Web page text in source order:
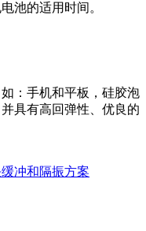
池的适用时间。
：手机和平板，硅胶泡
具有高回弹性、优良的
冲和隔振方案